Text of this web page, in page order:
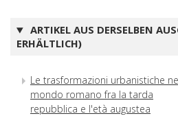
ARTIKEL AUS DERSELBEN
ERHÄLTLICH)
Le trasformazioni urbanistiche
mondo romano fra la tarda
repubblica e l'età augustea